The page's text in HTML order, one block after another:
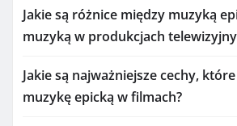
Jakie są różnice między muzyką
muzyką w produkcjach
Jakie są najważniejsze cechy,
muzykę epicką w filmach?